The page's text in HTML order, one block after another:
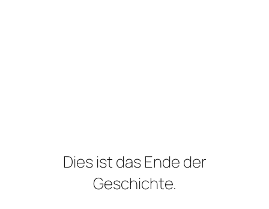
Dies ist das Ende der
Geschichte.